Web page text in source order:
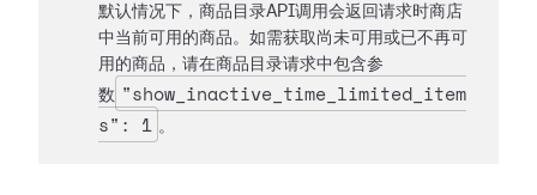
默认情况下，商品目录API调用会返回请求时商店
中当前可用的商品。如需获取尚未可用或已不再可
用的商品，请在商品目录请求中包含参
数 "show_inactive_time_limited_item
s": 1 。